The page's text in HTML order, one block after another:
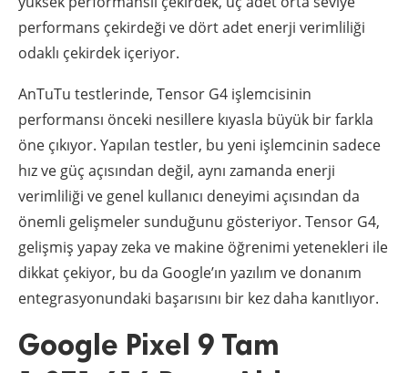
performans çekirdeği ve dört adet enerji verimliliği
odaklı çekirdek içeriyor.
AnTuTu testlerinde, Tensor G4 işlemcisinin
performansı önceki nesillere kıyasla büyük bir farkla
öne çıkıyor. Yapılan testler, bu yeni işlemcinin sadece
hız ve güç açısından değil, aynı zamanda enerji
verimliliği ve genel kullanıcı deneyimi açısından da
önemli gelişmeler sunduğunu gösteriyor. Tensor G4,
gelişmiş yapay zeka ve makine öğrenimi yetenekleri ile
dikkat çekiyor, bu da Google’ın yazılım ve donanım
entegrasyonundaki başarısını bir kez daha kanıtlıyor.
Google Pixel 9 Tam